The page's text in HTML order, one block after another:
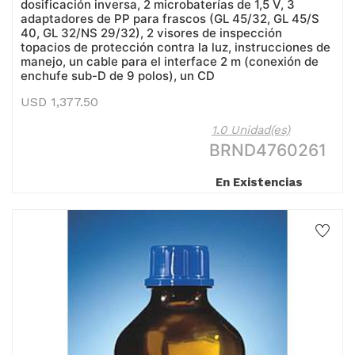
dosificación inversa, 2 microbaterías de 1,5 V, 3
adaptadores de PP para frascos (GL 45/32, GL 45/S
40, GL 32/NS 29/32), 2 visores de inspección
topacios de protección contra la luz, instrucciones de
manejo, un cable para el interface 2 m (conexión de
enchufe sub-D de 9 polos), un CD
USD 1,377.50
1.0 Unidad(es)
BRND4760261
En Existencias